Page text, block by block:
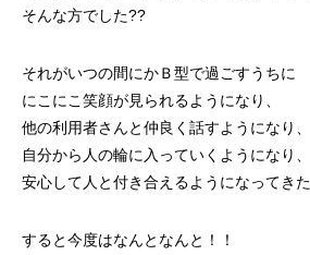
そんな方でした?‍?️
それがいつの間にかＢ型で過ごすうちに
にこにこ笑顔が見られるようになり、
他の利用者さんと仲良く話すようになり、
自分から人の輪に入っていくようになり、
安心して人と付き合えるようになってき
すると今度はなんとなんと！！